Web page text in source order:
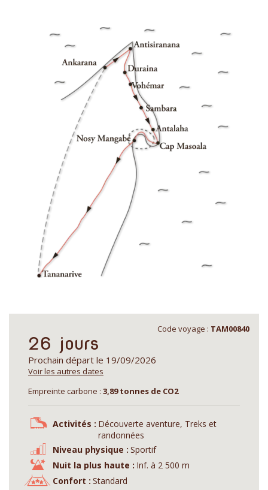
Code voyage : TAM00840
26 jours
Prochain départ le 19/09/2026
Voir les autres dates
Empreinte carbone : 3,89 tonnes de CO2
Activités : Découverte aventure, Treks et
randonnées
Niveau physique : Sportif
Nuit la plus haute : Inf. à 2 500 m
Confort : Standard